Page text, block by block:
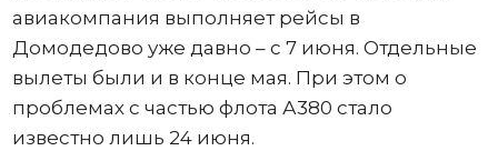
авиакомпания выполняет рейсы в
Домодедово уже давно – с 7 июня. Отдельные
вылеты были и в конце мая. При этом о
проблемах с частью флота А380 стало
известно лишь 24 июня.